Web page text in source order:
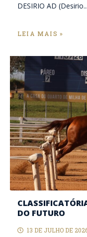
DESIRIO AD (Desirio...
LEIA MAIS »
DO FUTURO
13 DE JULHO DE